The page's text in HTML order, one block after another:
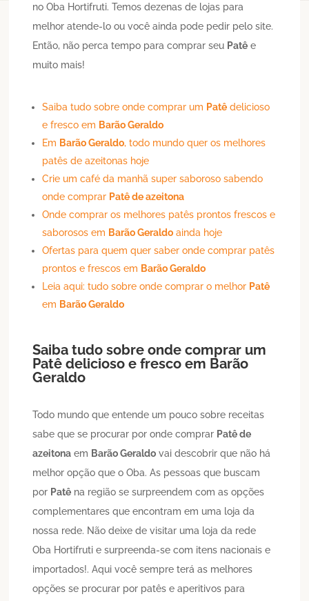
no Oba Hortifruti. Temos dezenas de lojas para
melhor atende-lo ou você ainda pode pedir pelo site.
Então, não perca tempo para comprar seu Patê e
muito mais!
Saiba tudo sobre onde comprar um Patê delicioso
e fresco em Barão Geraldo
Em Barão Geraldo, todo mundo quer os melhores
patês de azeitonas hoje
Crie um café da manhã super saboroso sabendo
onde comprar Patê de azeitona
Onde comprar os melhores patês prontos frescos e
saborosos em Barão Geraldo ainda hoje
Ofertas para quem quer saber onde comprar patês
prontos e frescos em Barão Geraldo
Leia aqui: tudo sobre onde comprar o melhor Patê
em Barão Geraldo
Saiba tudo sobre onde comprar um
Patê delicioso e fresco em Barão
Geraldo
Todo mundo que entende um pouco sobre receitas
sabe que se procurar por onde comprar Patê de
azeitona em Barão Geraldo vai descobrir que não há
melhor opção que o Oba. As pessoas que buscam
por Patê na região se surpreendem com as opções
complementares que encontram em uma loja da
nossa rede. Não deixe de visitar uma loja da rede
Oba Hortifruti e surpreenda-se com itens nacionais e
importados!. Aqui você sempre terá as melhores
opções se procurar por patês e aperitivos para